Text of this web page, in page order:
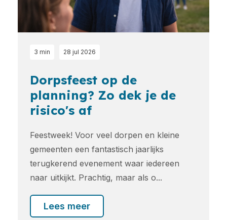
3 min 28 jul 2026
Dorpsfeest op de
planning? Zo dek je de
risico's af
Feestweek! Voor veel dorpen en kleine
gemeenten een fantastisch jaarlijks
terugkerend evenement waar iedereen
naar uitkijkt. Prachtig, maar als o...
Lees meer